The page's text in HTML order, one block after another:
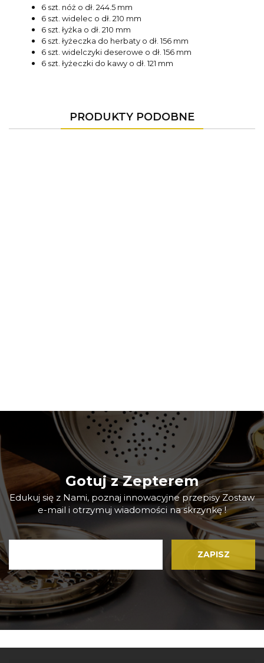
6 szt. nóż o dł. 244.5 mm
6 szt. widelec o dł. 210 mm
6 szt. łyżka o dł. 210 mm
6 szt. łyżeczka do herbaty o dł. 156 mm
6 szt. widelczyki deserowe o dł. 156 mm
6 szt. łyżeczki do kawy o dł. 121 mm
PRODUKTY PODOBNE
Gotuj z Zepterem
Edukuj się z Nami, poznaj innowacyjne przepisy Zostaw
e-mail i otrzymuj wiadomości na skrzynkę !